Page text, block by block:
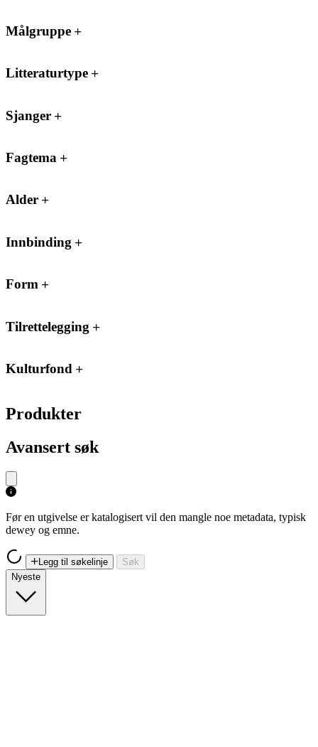
Målgruppe
Litteraturtype
Sjanger
Fagtema
Alder
Innbinding
Form
Tilrettelegging
Kulturfond
Produkter
Avansert søk
Før en utgivelse er katalogisert vil den mangle noe metadata, typisk
dewey og emne.
Legg til søkelinje
Søk
Nyeste